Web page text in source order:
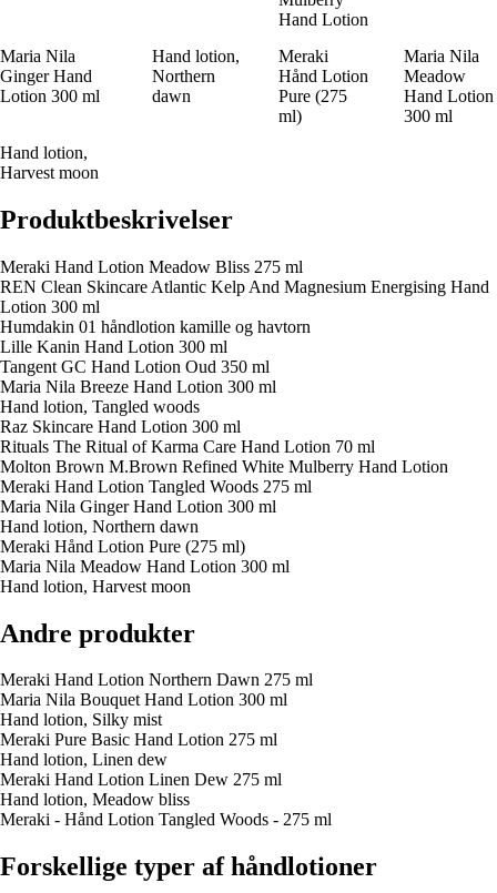
Hand Lotion
Maria Nila
Ginger Hand
Lotion 300 ml
Hand lotion,
Northern
dawn
Meraki
Hånd Lotion
Pure (275
ml)
Maria Nila
Meadow
Hand Lotion
300 ml
Hand lotion,
Harvest moon
Produktbeskrivelser
Meraki Hand Lotion Meadow Bliss 275 ml
REN Clean Skincare Atlantic Kelp And Magnesium Energising Hand
Lotion 300 ml
Humdakin 01 håndlotion kamille og havtorn
Lille Kanin Hand Lotion 300 ml
Tangent GC Hand Lotion Oud 350 ml
Maria Nila Breeze Hand Lotion 300 ml
Hand lotion, Tangled woods
Raz Skincare Hand Lotion 300 ml
Rituals The Ritual of Karma Care Hand Lotion 70 ml
Molton Brown M.Brown Refined White Mulberry Hand Lotion
Meraki Hand Lotion Tangled Woods 275 ml
Maria Nila Ginger Hand Lotion 300 ml
Hand lotion, Northern dawn
Meraki Hånd Lotion Pure (275 ml)
Maria Nila Meadow Hand Lotion 300 ml
Hand lotion, Harvest moon
Andre produkter
Meraki Hand Lotion Northern Dawn 275 ml
Maria Nila Bouquet Hand Lotion 300 ml
Hand lotion, Silky mist
Meraki Pure Basic Hand Lotion 275 ml
Hand lotion, Linen dew
Meraki Hand Lotion Linen Dew 275 ml
Hand lotion, Meadow bliss
Meraki - Hånd Lotion Tangled Woods - 275 ml
Forskellige typer af håndlotioner